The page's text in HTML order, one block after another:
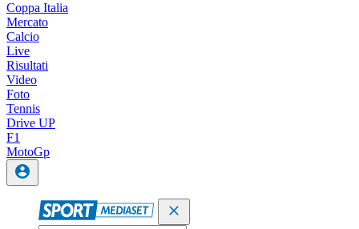
Coppa Italia
Mercato
Calcio
Live
Risultati
Video
Foto
Tennis
Drive UP
F1
MotoGp